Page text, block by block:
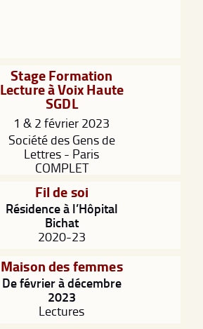
Stage Formation
Lecture à Voix Haute
SGDL
1 & 2 février 2023
Société des Gens de
Lettres - Paris
COMPLET
Fil de soi
Résidence à l’Hôpital
Bichat
2020-23
Maison des femmes
De février à décembre
2023
Lectures